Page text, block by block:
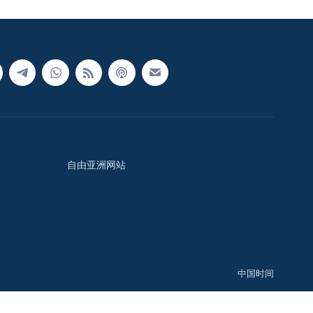
自由亚洲网站
中国时间